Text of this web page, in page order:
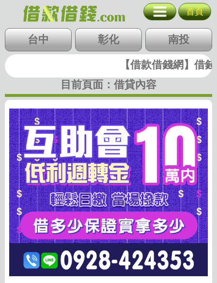
互助會 10萬
首頁
台中 彰化 南投
北北基 桃竹苗 中彰投
快速借錢
目前頁面： 借貸內容
【借款借錢網】借錢|
台北 新北
基隆
苗栗
彰化
雲林
嘉義
台南
高雄
屏東
支票貼現
代墊款
房地二胎 歷史圖稿
回首頁 回上一頁 廣告刊登
隱私權政策 關閉選單